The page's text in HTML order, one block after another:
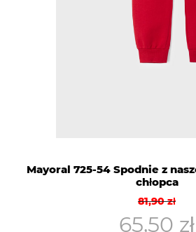
Mayoral 725-54 Spodnie z
chłopca
81,90zł
cena
65,50 zł
Aktualna
cena